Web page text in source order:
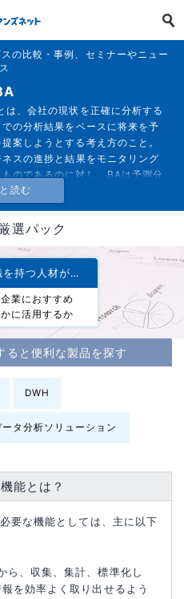
の比較・事例、セミナーやニュー
ス
は、会社の現状を正確に分析する
の分析結果をベースに将来を予
案しようとする考え方のこと。
スの進捗と結果をモニタリング
のであるのに対し、BAは予測分
データから将来を予測し、結果
化を実現するものだといえる。
選パック
データの分析・活用、専門知識を持つ人材がいない場合の方法は？
業におすすめ
に活用するか
ると便利な製品を探す
DWH
ータ分析ソリューション
能とは？
要な機能としては、主に以下
ら、収集、集計、標準化し
を効率よく取り出せるよう